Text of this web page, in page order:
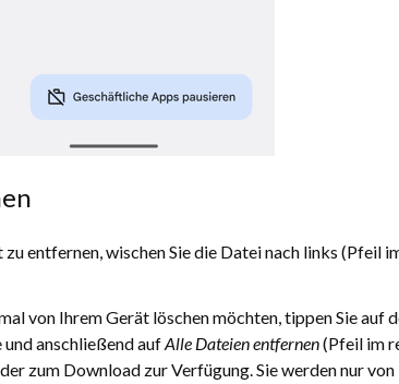
entfernen, wischen Sie die Datei nach links (Pfeil
von Ihrem Gerät löschen möchten, tippen Sie auf
anschließend aufAlle Dateien entfernen(Pfeil im
zum Download zur Verfügung. Sie werden nur